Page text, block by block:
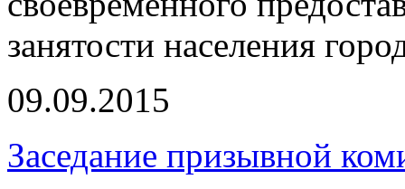
занятости населения
09.09.2015
Заседание призывной